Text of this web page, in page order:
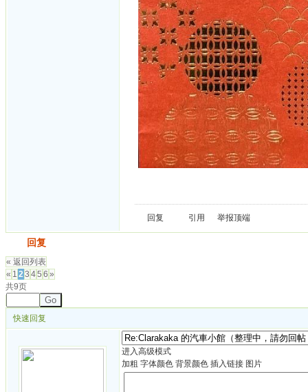
回复 引用 举报顶端
回复
« 返回列表
« 1 23 45 6 »
共9页
Go
快速回复
进入高级模式
加粗 字体颜色 背景颜色 插入链接 图片